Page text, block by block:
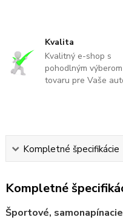
Kvalita
Kvalitný e-shop s
pohodlným výberom
tovaru pre Vaše
Kompletné špecifikácie
Kompletné
Športové,